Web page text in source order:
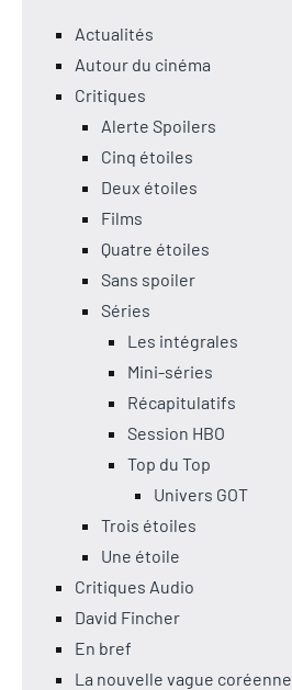
Actualités
Autour du cinéma
Critiques
Alerte Spoilers
Cinq étoiles
Deux étoiles
Films
Quatre étoiles
Sans spoiler
Séries
Les intégrales
Mini-séries
Récapitulatifs
Session HBO
Top du Top
Univers GOT
Trois étoiles
Une étoile
Critiques Audio
David Fincher
En bref
La nouvelle vague coréenne